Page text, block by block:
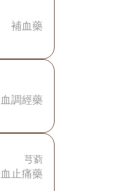
補血藥
調經藥
芎藭
止痛藥